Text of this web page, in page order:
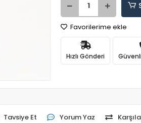
Favorilerime ekle
Hızlı Gönderi
Tavsiye Et Yorum Yaz